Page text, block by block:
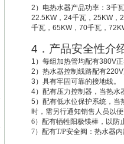
2 ）电热水器产品功率： 3千
22.5KW， 24千瓦， 25KW，
千瓦， 65KW， 70千瓦，
4 ．产品安全性介
1 ）每组加热管均配有380V
2 ）热水器控制线路配有220V
3 ）具有牢固可靠的接地线。
4）配有压力控制器，当热水
5 ）配有低水位保护系统， 当
时，需另行通知销售人员以
6）配有牺牲阳极镁棒，以防
7）配有T/P安全阀：热水器